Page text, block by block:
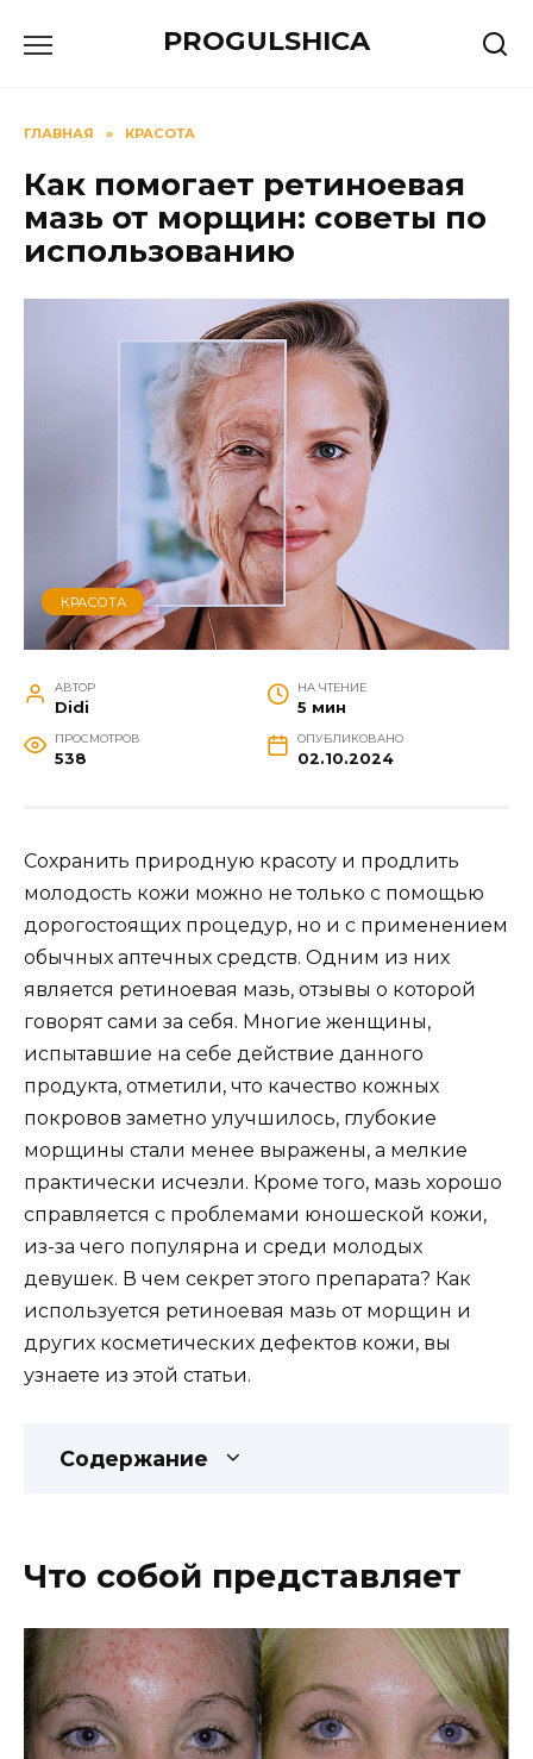
PROGULSHICA
ГЛАВНАЯ » КРАСОТА
Как помогает ретиноевая
мазь от морщин: советы по
использованию
КРАСОТА
АВТОР
Didi
НА ЧТЕНИЕ
5 мин
ПРОСМОТРОВ
538
ОПУБЛИКОВАНО
02.10.2024
Сохранить природную красоту и продлить
молодость кожи можно не только с помощью
дорогостоящих процедур, но и с применением
обычных аптечных средств. Одним из них
является ретиноевая мазь, отзывы о которой
говорят сами за себя. Многие женщины,
испытавшие на себе действие данного
продукта, отметили, что качество кожных
покровов заметно улучшилось, глубокие
морщины стали менее выражены, а мелкие
практически исчезли. Кроме того, мазь хорошо
справляется с проблемами юношеской кожи,
из-за чего популярна и среди молодых
девушек. В чем секрет этого препарата? Как
используется ретиноевая мазь от морщин и
других косметических дефектов кожи, вы
узнаете из этой статьи.
Содержание
Что собой представляет